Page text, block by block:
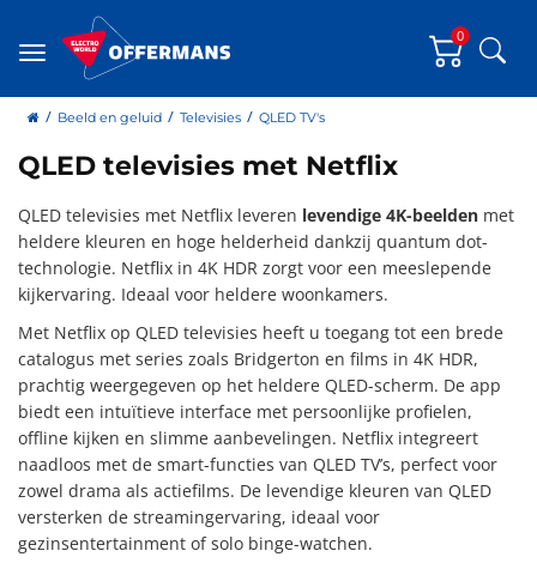
Menu
0
homeBeeld en geluid Televisies QLED TV's
QLED televisies met Netflix
QLED televisies met Netflix leveren levendige 4K-beelden met
heldere kleuren en hoge helderheid dankzij quantum dot-
technologie. Netflix in 4K HDR zorgt voor een meeslepende
kijkervaring. Ideaal voor heldere woonkamers.
Met Netflix op QLED televisies heeft u toegang tot een brede
catalogus met series zoals Bridgerton en films in 4K HDR,
prachtig weergegeven op het heldere QLED-scherm. De app
biedt een intuïtieve interface met persoonlijke profielen,
offline kijken en slimme aanbevelingen. Netflix integreert
naadloos met de smart-functies van QLED TV’s, perfect voor
zowel drama als actiefilms. De levendige kleuren van QLED
versterken de streamingervaring, ideaal voor
gezinsentertainment of solo binge-watchen.